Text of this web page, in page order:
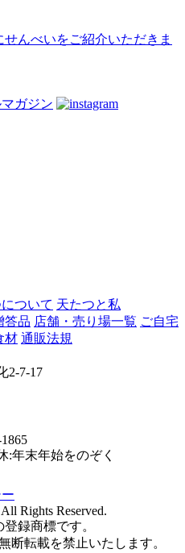
んべいをご紹介いただきま
マガジン
ついて 天たつと私
答品 店舗・売り場一覧 ご自宅
材 通販法規
2-7-17
:年末年始をのぞく
Rights Reserved.
録商標です。
断転載を禁止いたします。